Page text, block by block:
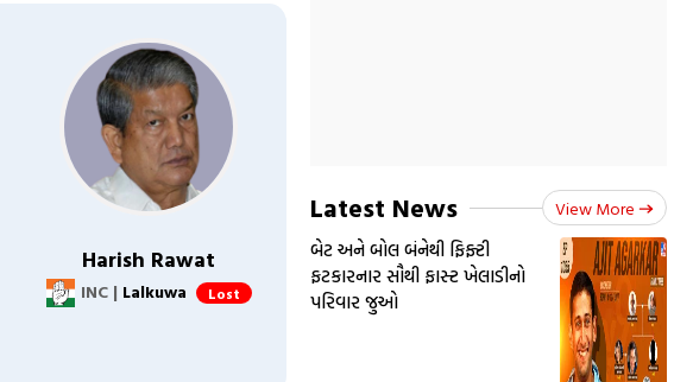
Harish Rawat
INC | Lalkuwa Lost
Latest News View More
બેટ અને બોલ બંનેથી ફિફ્ટી
ફટકારનાર સૌથી ફાસ્ટ ખેલાડીનો
પરિવાર જુઓ